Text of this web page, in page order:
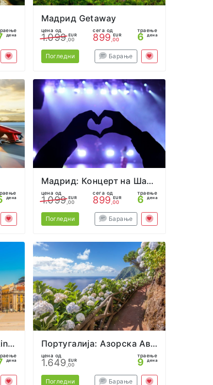
дена
Мадрид Getaway
цена од
1.099 EUR
,00
сега од
899 EUR
,00
траење
6 дена
Погледни Барање
дена
Мадрид: Концерт на Шакира
цена од
1.099 EUR
,00
сега од
899 EUR
,00
траење
6 дена
Погледни Барање
Португалија: Backpacking adventure!
дена
Португалија: Азорска Авантура
цена од
1.649 EUR
,00
траење
9 дена
Погледни Барање